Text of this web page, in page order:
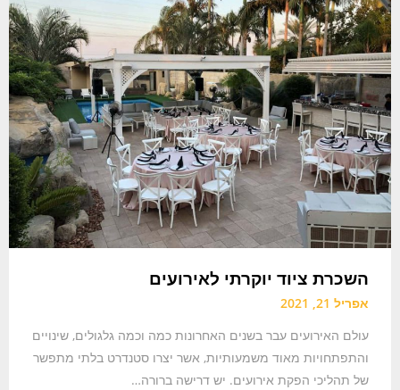
השכרת ציוד יוקרתי לאירועים
אפריל 21, 2021
עולם האירועים עבר בשנים האחרונות כמה וכמה גלגולים, שינויים
והתפתחויות מאוד משמעותיות, אשר יצרו סטנדרט בלתי מתפשר
של תהליכי הפקת אירועים. יש דרישה ברורה…